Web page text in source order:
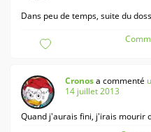
Dans peu de temps, suite du
Cronosa commenté
14 juillet 2013
Quand j'aurais fini, j'irais mourir